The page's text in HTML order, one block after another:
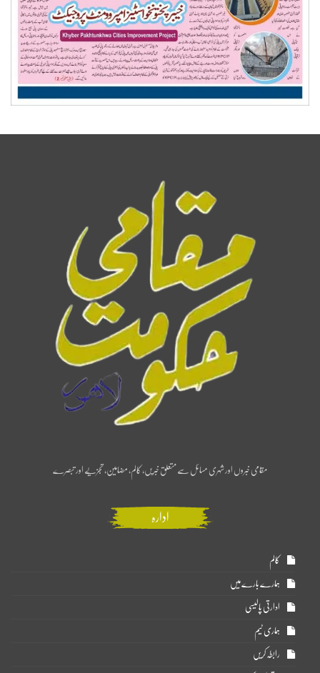
مقامی خبروں اور شہری مسائل سے متعلق خبریں، کالم، مضامین، تجزیے اور تبصرے
ادارہ
کالم
ہمارے بارے میں
ادارتی پالیسی
ہماری ٹیم
رابطہ کریں